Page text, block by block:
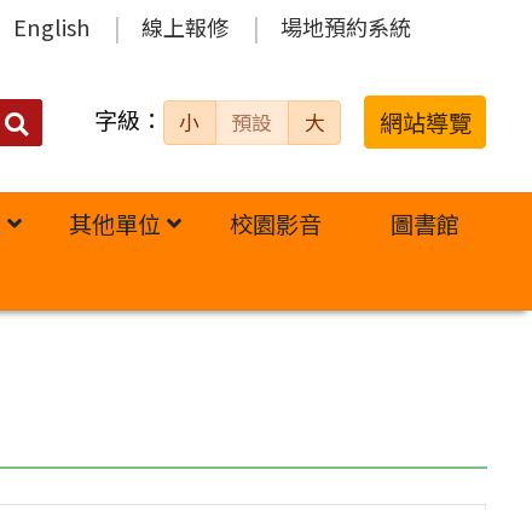
English 線上報修 場地預約系統
搜
字級： 小 預設 大 網站導覽
其他單位 校園影音
圖書館